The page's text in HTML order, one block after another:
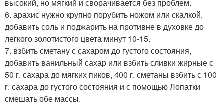
высокий, но мягкий и сворачивается без проблем.
6. арахис нужно крупно порубить ножом или скалкой,
добавить соль и поджарить на противне в духовке до
легкого золотистого цвета минут 10-15.
7. взбить сметану с сахаром до густого состояния,
добавить ванильный сахар или взбить сливки жирные с
50 г. сахара до мягких пиков, 400 г. сметаны взбить с 100
г. сахара до густого состояния и с помощью Лопатки
смешать обе массы.